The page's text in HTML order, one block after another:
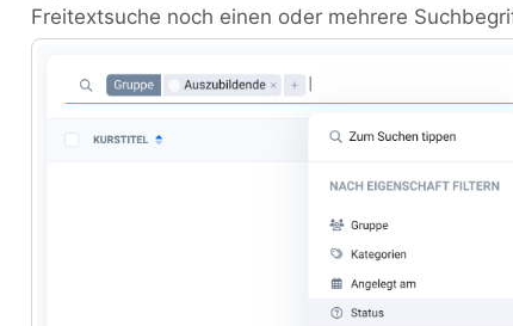
Freitextsuche noch einen oder mehrere